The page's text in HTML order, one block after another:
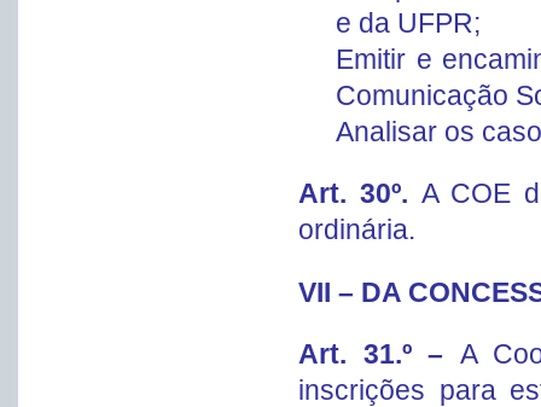
e da UFPR;
Emitir e
Comunicação
Analisar os
Art. 30º. A COE
ordinária.
VII – DA
Art. 31.º – A
inscrições para